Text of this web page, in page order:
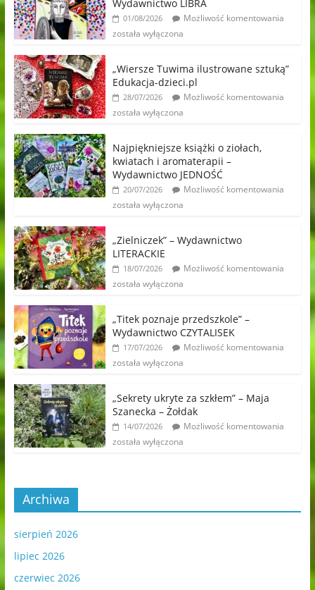
Wydawnictwo LIBRA
01/08/2026
Możliwość komentowania
została wyłączona
„Wiersze Tuwima ilustrowane sztuką”
Edukacja-dzieci.pl
28/07/2026
Możliwość komentowania
została wyłączona
Najpiękniejsze książki o ziołach,
kwiatach i aromaterapii –
Wydawnictwo JEDNOŚĆ
20/07/2026
Możliwość komentowania
została wyłączona
„Zielniczek” – Wydawnictwo
LITERACKIE
18/07/2026
Możliwość komentowania
została wyłączona
„Titek poznaje przedszkole” –
Wydawnictwo CZYTALISEK
17/07/2026
Możliwość komentowania
została wyłączona
„Sekrety ukryte za szkłem” – Maja
Szanecka – Żołdak
14/07/2026
Możliwość komentowania
została wyłączona
Archiwa
sierpień 2026
lipiec 2026
czerwiec 2026